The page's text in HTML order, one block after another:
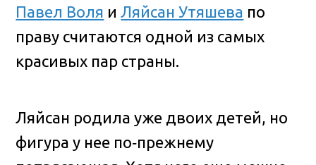
Павел Воля иЛяйсан Утяшева по
праву считаются одной из самых
красивых пар страны.
Ляйсан родила уже двоих детей, но
фигура у нее по‑прежнему